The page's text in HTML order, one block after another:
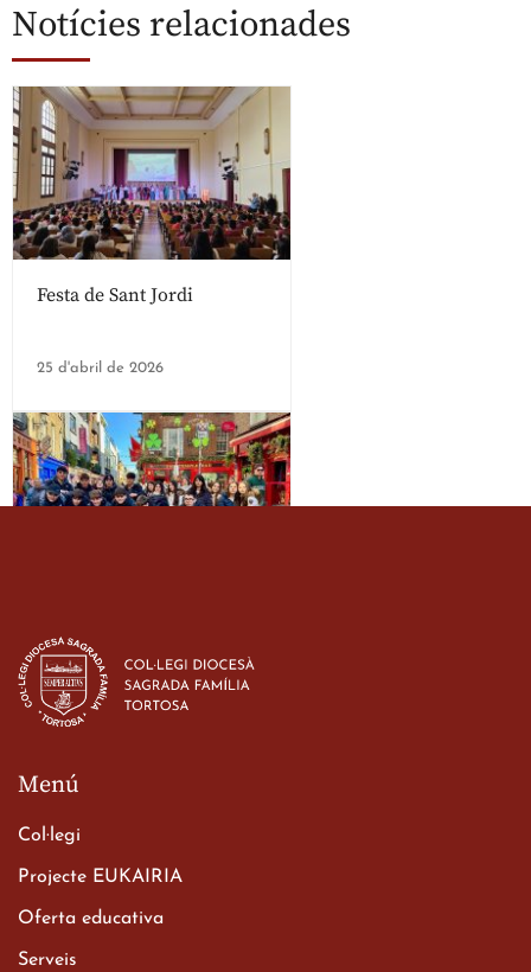
Notícies relacionades
Festa de Sant Jordi
25 d'abril de 2026
d’ESO-BSD a Irlanda
23 de març de 2026
Xerrada del Sr. Bisbe als
Menú
Col·legi
Projecte EUKAIRIA
Oferta educativa
Serveis